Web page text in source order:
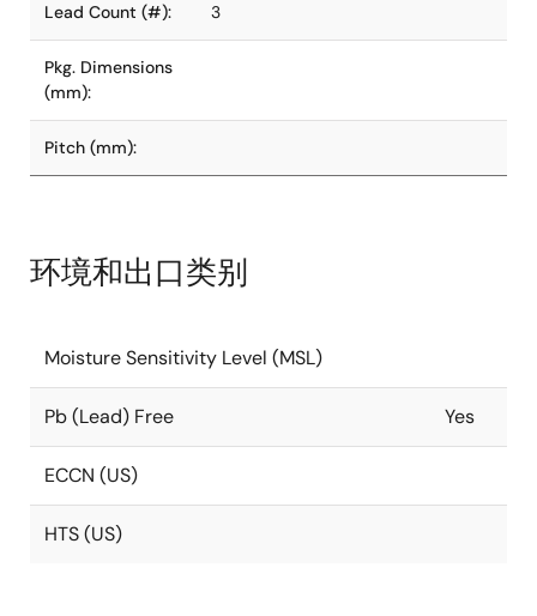
Lead Count (#): 3
Pkg. Dimensions
(mm):
Pitch (mm):
环境和出口类别
Moisture Sensitivity Level (MSL)
Pb (Lead) Free Yes
ECCN (US)
HTS (US)